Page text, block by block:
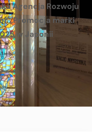
Agencja Rozwoju
„Promocja marki
w Japonii